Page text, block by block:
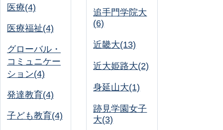
医療(4)
医療福祉(4)
グローバル・
コミュニケー
ション(4)
発達教育(4)
子ども教育(4)
追手門学院大
(6)
近畿大(13)
近大姫路大(2)
身延山大(1)
跡見学園女子
大(3)